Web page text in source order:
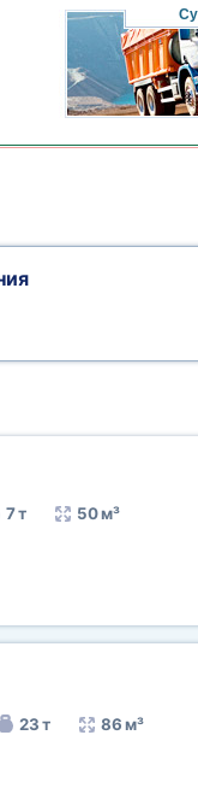
7 т 50 м³
23 т 86 м³